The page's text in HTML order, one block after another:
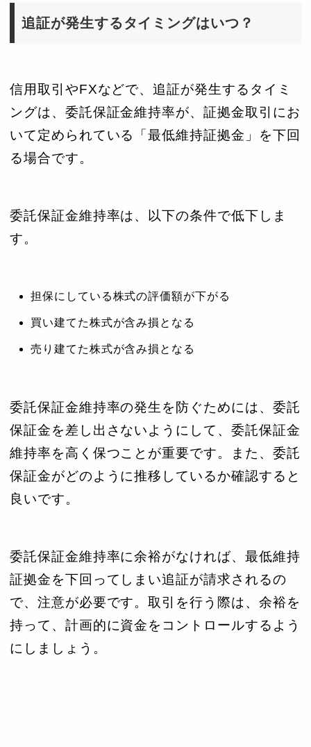
追証が発生するタイミングはいつ？
信用取引やFXなどで、追証が発生するタイミ
ングは、委託保証金維持率が、証拠金取引にお
いて定められている「最低維持証拠金」を下回
る場合です。
委託保証金維持率は、以下の条件で低下しま
す。
担保にしている株式の評価額が下がる
買い建てた株式が含み損となる
売り建てた株式が含み損となる
委託保証金維持率の発生を防ぐためには、委託
保証金を差し出さないようにして、委託保証金
維持率を高く保つことが重要です。また、委託
保証金がどのように推移しているか確認すると
良いです。
委託保証金維持率に余裕がなければ、最低維持
証拠金を下回ってしまい追証が請求されるの
で、注意が必要です。取引を行う際は、余裕を
持って、計画的に資金をコントロールするよう
にしましょう。